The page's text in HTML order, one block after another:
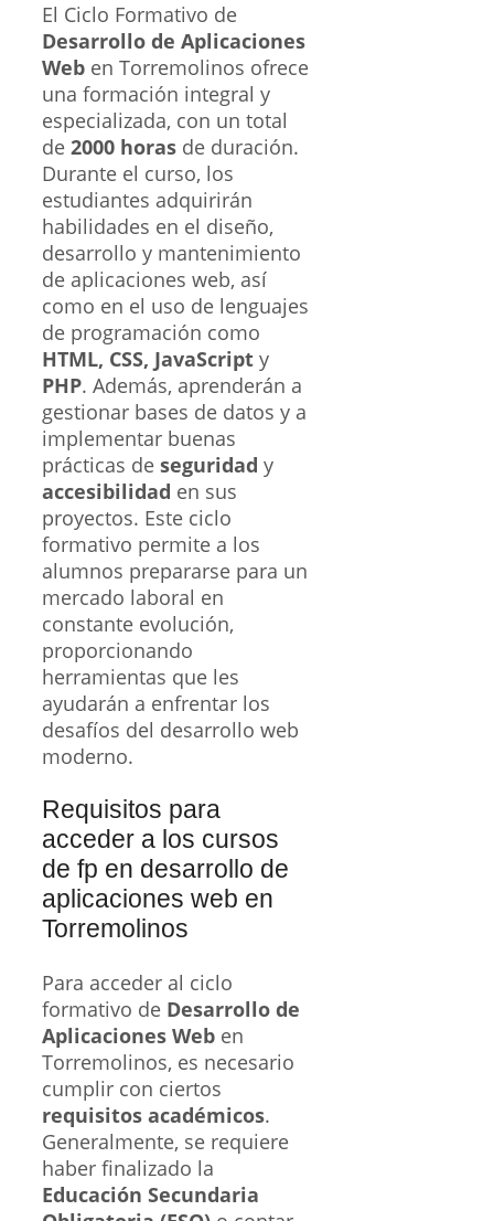
El Ciclo Formativo de
Desarrollo de Aplicaciones
Web en Torremolinos ofrece
una formación integral y
especializada, con un total
de 2000 horas de duración.
Durante el curso, los
estudiantes adquirirán
habilidades en el diseño,
desarrollo y mantenimiento
de aplicaciones web, así
como en el uso de lenguajes
de programación como
HTML, CSS, JavaScript y
PHP. Además, aprenderán a
gestionar bases de datos y a
implementar buenas
prácticas de seguridad y
accesibilidad en sus
proyectos. Este ciclo
formativo permite a los
alumnos prepararse para un
mercado laboral en
constante evolución,
proporcionando
herramientas que les
ayudarán a enfrentar los
desafíos del desarrollo web
moderno.
Requisitos para
acceder a los cursos
de fp en desarrollo de
aplicaciones web en
Torremolinos
Para acceder al ciclo
formativo de Desarrollo de
Aplicaciones Web en
Torremolinos, es necesario
cumplir con ciertos
requisitos académicos.
Generalmente, se requiere
haber finalizado la
Educación Secundaria